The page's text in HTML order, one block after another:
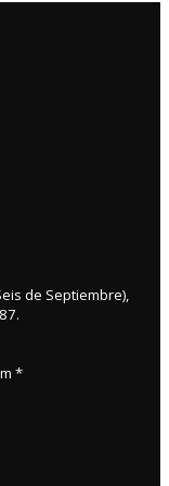
de Septiembre),
*